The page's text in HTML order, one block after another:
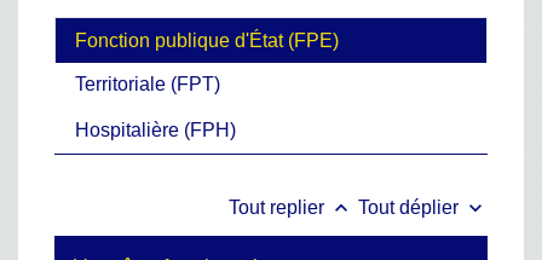
Fonction publique d'État (FPE)
Territoriale (FPT)
Hospitalière (FPH)
Tout replier keyboard_arrow_up Tout déplier keyboard_arrow_down